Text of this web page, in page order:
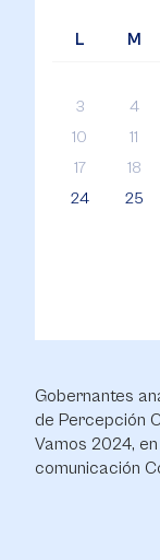
Gobernantes
de Percepción
Vamos 2024,
comunicación
L M
3
4
10
11
17
18
24
25